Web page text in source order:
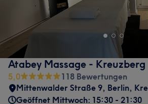
Atabey Massage - Kreuzberg
5,0
118 Bewertungen
Mittenwalder Straße 9, Berlin,
Geöffnet Mittwoch: 15:30 - 21:30